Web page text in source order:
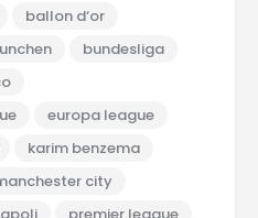
ballon d‘or
bundesliga
europa league
karim benzema
city